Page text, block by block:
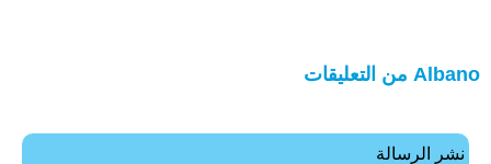
Albano من التعليقات
نشر الرسالة